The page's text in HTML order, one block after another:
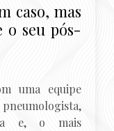
caso, mas
o seu pós-
uma equipe
e, o mais